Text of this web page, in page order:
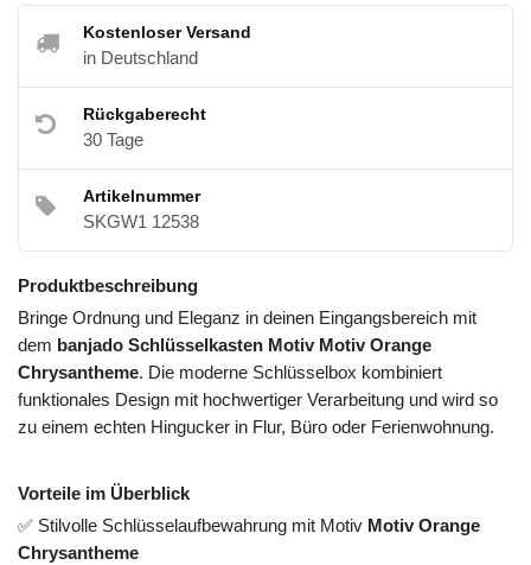
Kostenloser Versand
in Deutschland
Rückgaberecht
30 Tage
Artikelnummer
SKGW1 12538
Produktbeschreibung
Bringe Ordnung und Eleganz in deinen Eingangsbereich mit
dem banjado Schlüsselkasten Motiv Motiv Orange
Chrysantheme. Die moderne Schlüsselbox kombiniert
funktionales Design mit hochwertiger Verarbeitung und wird so
zu einem echten Hingucker in Flur, Büro oder Ferienwohnung.
Vorteile im Überblick
✅ Stilvolle Schlüsselaufbewahrung mit Motiv Motiv Orange
Chrysantheme